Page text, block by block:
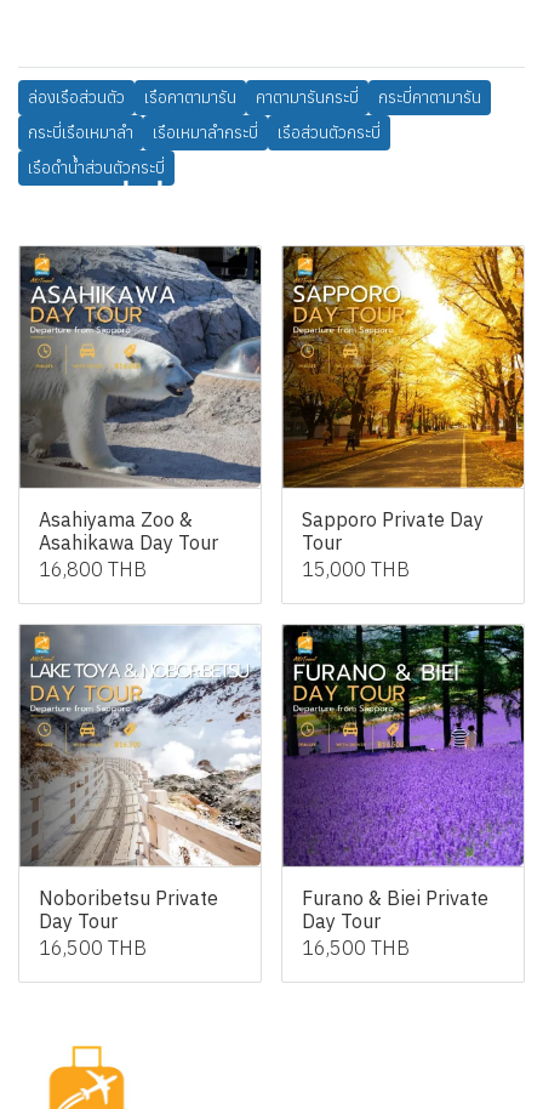
ล่องเรือส่วนตัว เรือคาตามารัน คาตามารันกระบี่
กระบี่คาตามารัน
กระบี่เรือเหมาลำ
เรือเหมาลำกระบี่
เรือส่วนตัวกระบี่
เรือดำน้ำส่วนตัวกระบี่
Asahiyama Zoo &
Asahikawa Day Tour
16,800 THB
Sapporo Private Day
Tour
15,000 THB
Noboribetsu Private
Day Tour
16,500 THB
Furano & Biei Private
Day Tour
16,500 THB